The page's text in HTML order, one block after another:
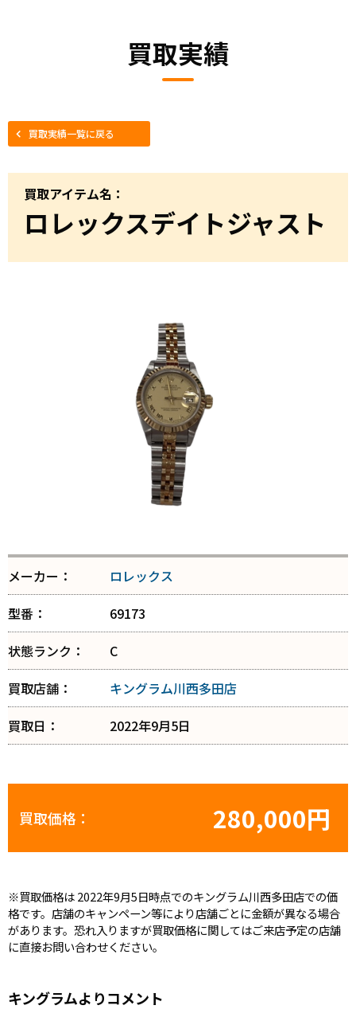
買取実績
買取実績一覧に戻る
買取アイテム名：
ロレックスデイトジャスト
メーカー：
ロレックス
型番：
69173
状態ランク：
C
買取店舗：
キングラム川西多田店
買取日：
2022年9月5日
買取価格： 280,000円
※買取価格は 2022年9月5日時点でのキングラム川西多田店での価
格です。店舗のキャンペーン等により店舗ごとに金額が異なる場合
があります。恐れ入りますが買取価格に関してはご来店予定の店舗
に直接お問い合わせください。
キングラムよりコメント